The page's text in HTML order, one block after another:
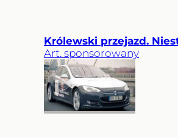
Królewski przejazd.
Art. sponsorowany